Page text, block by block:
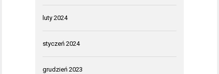
luty 2024
styczeń 2024
grudzień 2023